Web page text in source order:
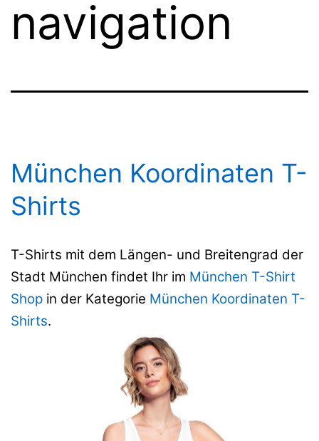
navigation
München Koordinaten T-
Shirts
T-Shirts mit dem Längen- und Breitengrad der
Stadt München findet Ihr im München T-Shirt
Shop in der Kategorie München Koordinaten T-
Shirts.